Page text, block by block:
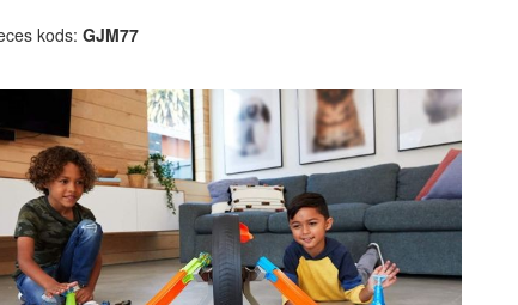
kods: GJM77